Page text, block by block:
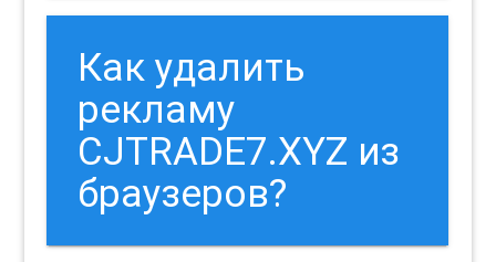
Как удалить
рекламу
CJTRADE7.XYZ из
браузеров?